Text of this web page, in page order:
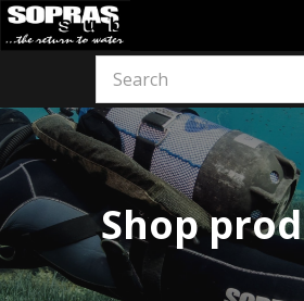
obsah
Shop